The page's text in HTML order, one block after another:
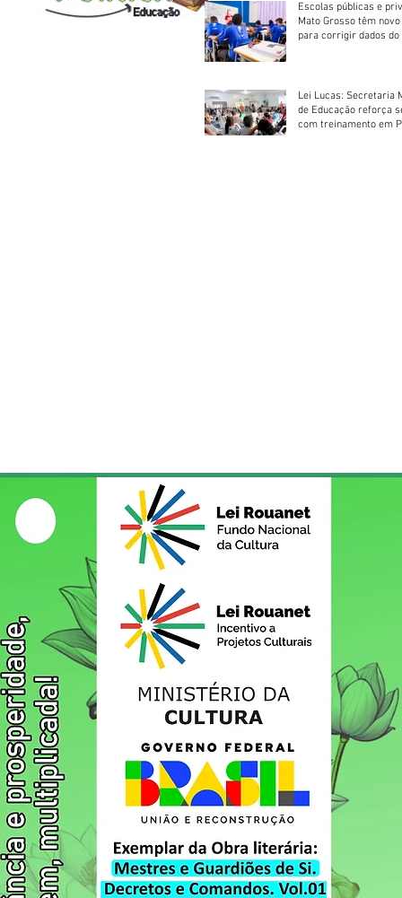
Escolas públicas e
Mato Grosso têm
para corrigir dados do
Lei Lucas: Secretaria
de Educação reforça
com treinamento em